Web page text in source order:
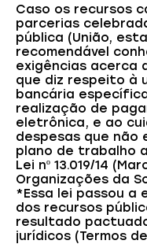
Caso os recursos
parcerias
pública (União,
recomendável
exigências acerca
que diz respeito à
bancária
realização de
eletrônica, e ao
despesas que não
plano de trabalho
Lei nº 13.019/14
Organizações da
*Essa lei passou a
dos recursos
resultado
jurídicos (Termos